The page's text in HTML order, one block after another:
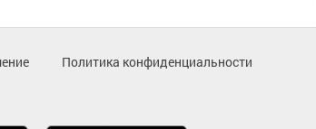
Политика конфиденциальности